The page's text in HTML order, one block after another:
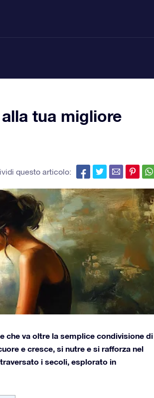
tua migliore
questo articolo:
che va oltre la semplice condivisione di
e cresce, si nutre e si rafforza nel
i secoli, esplorato in